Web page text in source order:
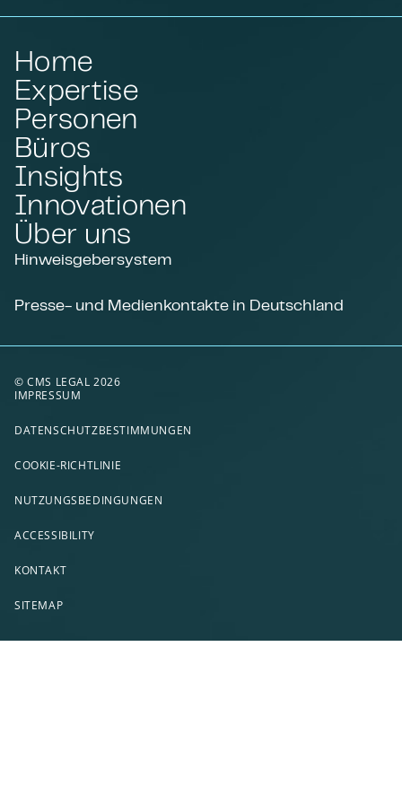
Home
Expertise
Personen
Büros
Insights
Innovationen
Über uns
Hinweisgebersystem
Presse- und Medienkontakte in Deutschland
© CMS LEGAL 2026
IMPRESSUM
DATENSCHUTZBESTIMMUNGEN
COOKIE-RICHTLINIE
NUTZUNGSBEDINGUNGEN
ACCESSIBILITY
KONTAKT
SITEMAP